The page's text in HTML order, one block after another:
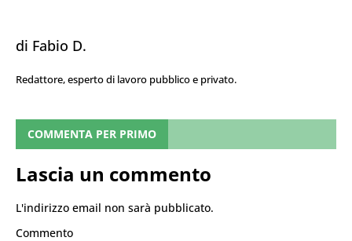
di Fabio D.
Redattore, esperto di lavoro pubblico e privato.
COMMENTA PER PRIMO
Lascia un commento
L'indirizzo email non sarà pubblicato.
Commento